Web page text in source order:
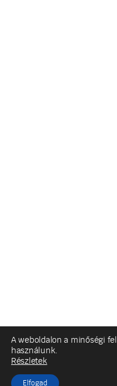
A weboldalon a minőségi
használunk.
Részletek
Elfogad